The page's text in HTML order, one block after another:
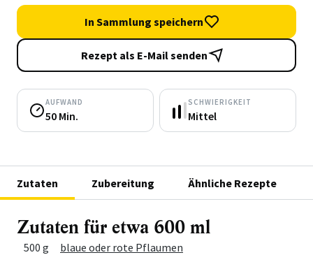
In Sammlung speichern
Rezept als E-Mail senden
AUFWAND
50 Min.
SCHWIERIGKEIT
Mittel
Zutaten Zubereitung Ähnliche Rezepte
Zutaten für etwa 600 ml
Menge Zutat
500 g
blaue oder rote Pflaumen